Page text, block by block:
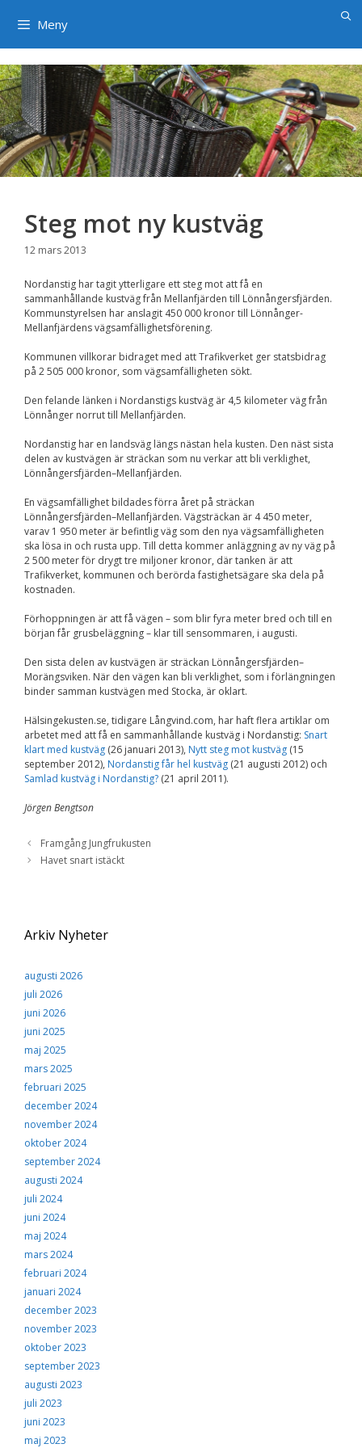
Meny
Steg mot ny kustväg
12 mars 2013
Nordanstig har tagit ytterligare ett steg mot att få en
sammanhållande kustväg från Mellanfjärden till Lönnångersfjärden.
Kommunstyrelsen har anslagit 450 000 kronor till Lönnånger-
Mellanfjärdens vägsamfällighetsförening.
Kommunen villkorar bidraget med att Trafikverket ger statsbidrag
på 2 505 000 kronor, som vägsamfälligheten sökt.
Den felande länken i Nordanstigs kustväg är 4,5 kilometer väg från
Lönnånger norrut till Mellanfjärden.
Nordanstig har en landsväg längs nästan hela kusten. Den näst sista
delen av kustvägen är sträckan som nu verkar att bli verklighet,
Lönnångersfjärden–Mellanfjärden.
En vägsamfällighet bildades förra året på sträckan
Lönnångersfjärden–Mellanfjärden. Vägsträckan är 4 450 meter,
varav 1 950 meter är befintlig väg som den nya vägsamfälligheten
ska lösa in och rusta upp. Till detta kommer anläggning av ny väg på
2 500 meter för drygt tre miljoner kronor, där tanken är att
Trafikverket, kommunen och berörda fastighetsägare ska dela på
kostnaden.
Förhoppningen är att få vägen – som blir fyra meter bred och till en
början får grusbeläggning – klar till sensommaren, i augusti.
Den sista delen av kustvägen är sträckan Lönnångersfjärden–
Morängsviken. När den vägen kan bli verklighet, som i förlängningen
binder samman kustvägen med Stocka, är oklart.
Hälsingekusten.se, tidigare Långvind.com, har haft flera artiklar om
arbetet med att få en sammanhållande kustväg i Nordanstig: Snart
klart med kustväg (26 januari 2013), Nytt steg mot kustväg (15
september 2012), Nordanstig får hel kustväg (21 augusti 2012) och
Samlad kustväg i Nordanstig? (21 april 2011).
Jörgen Bengtson
Framgång Jungfrukusten
Havet snart istäckt
Arkiv Nyheter
augusti 2026
juli 2026
juni 2026
juni 2025
maj 2025
mars 2025
februari 2025
december 2024
november 2024
oktober 2024
september 2024
augusti 2024
juli 2024
juni 2024
maj 2024
mars 2024
februari 2024
januari 2024
december 2023
november 2023
oktober 2023
september 2023
augusti 2023
juli 2023
juni 2023
maj 2023
×
Nödvändiga
inte att välja
hemsidan över
huvud taget
Statistik
För att vi ska
kunna
förbättra
hemsidans
uppbyggnad,
baserat på
hemsidan
används.
Upplevelse
För att vår
hemsida ska
prestera så bra
som möjligt